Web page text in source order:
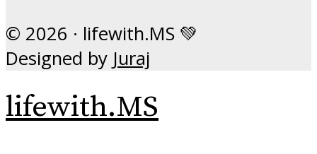
© 2026 · lifewith.MS 💚
Designed by Juraj
lifewith.MS